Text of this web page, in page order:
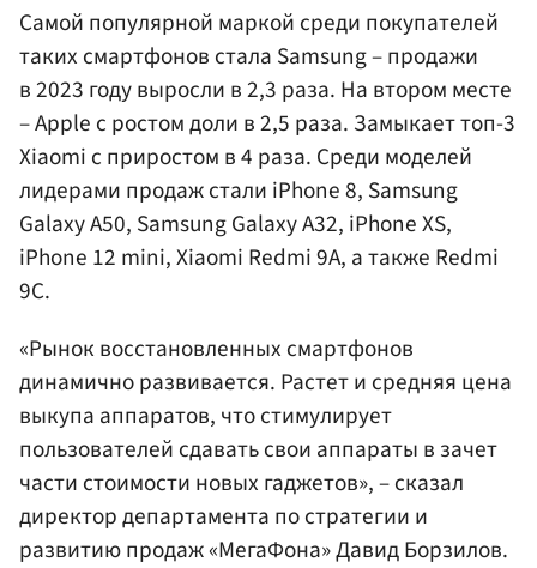
Самой популярной маркой среди покупателей
таких смартфонов стала Samsung – продажи
в 2023 году выросли в 2,3 раза. На втором месте
– Apple с ростом доли в 2,5 раза. Замыкает топ-3
Xiaomi с приростом в 4 раза. Среди моделей
лидерами продаж стали iPhone 8, Samsung
Galaxy A50, Samsung Galaxy A32, iPhone XS,
iPhone 12 mini, Xiaomi Redmi 9A, а также Redmi
9C.
«Рынок восстановленных смартфонов
динамично развивается. Растет и средняя цена
выкупа аппаратов, что стимулирует
пользователей сдавать свои аппараты в зачет
части стоимости новых гаджетов», – сказал
директор департамента по стратегии и
развитию продаж «МегаФона» Давид Борзилов.